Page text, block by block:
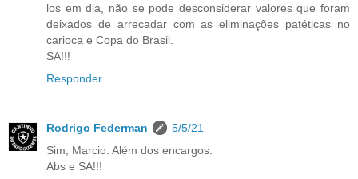
los em dia, não se pode desconsiderar valores que foram
deixados de arrecadar com as eliminações patéticas no
carioca e Copa do Brasil.
SA!!!
Responder
Rodrigo Federman
5/5/21
Sim, Marcio. Além dos encargos.
Abs e SA!!!